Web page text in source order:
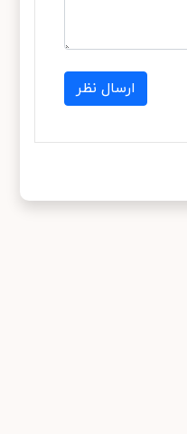
ارسال نظر